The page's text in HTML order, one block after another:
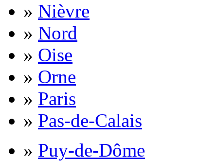
» Nièvre
» Nord
» Oise
» Orne
» Paris
» Pas-de-Calais
» Puy-de-Dôme